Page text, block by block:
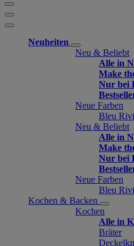
Neuheiten
Neu & Beliebt
Alle in
Make
Nur bei
Neue Farben
Bleu
Neu & Beliebt
Alle in
Make
Nur bei
Neue Farben
Bleu
Kochen & Backen
Kochen
Alle in
Bräter